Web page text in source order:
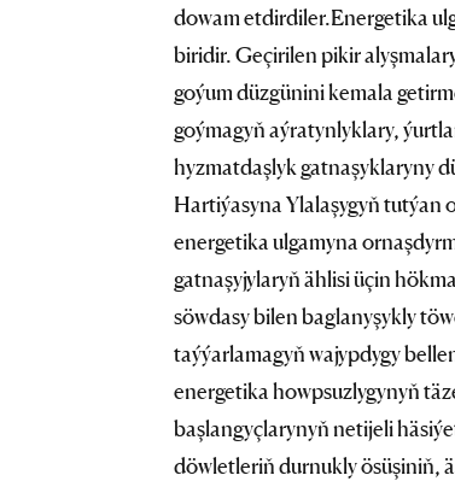
dowam etdirdiler.Energetika
biridir. Geçirilen pikir
goýum düzgünini kemala
goýmagyň aýratynlyklary,
hyzmatdaşlyk gatnaşyklaryny
Hartiýasyna Ylalaşygyň tutýan
energetika ulgamyna
gatnaşyjylaryň ählisi üçin
söwdasy bilen baglanyşykly
taýýarlamagyň wajypdygy
energetika howpsuzlygynyň
başlangyçlarynyň netijeli
döwletleriň durnukly ösüşiniň,